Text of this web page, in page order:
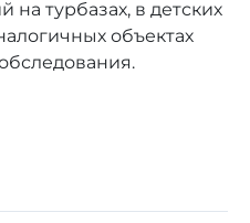
на турбазах, в детских
объектах